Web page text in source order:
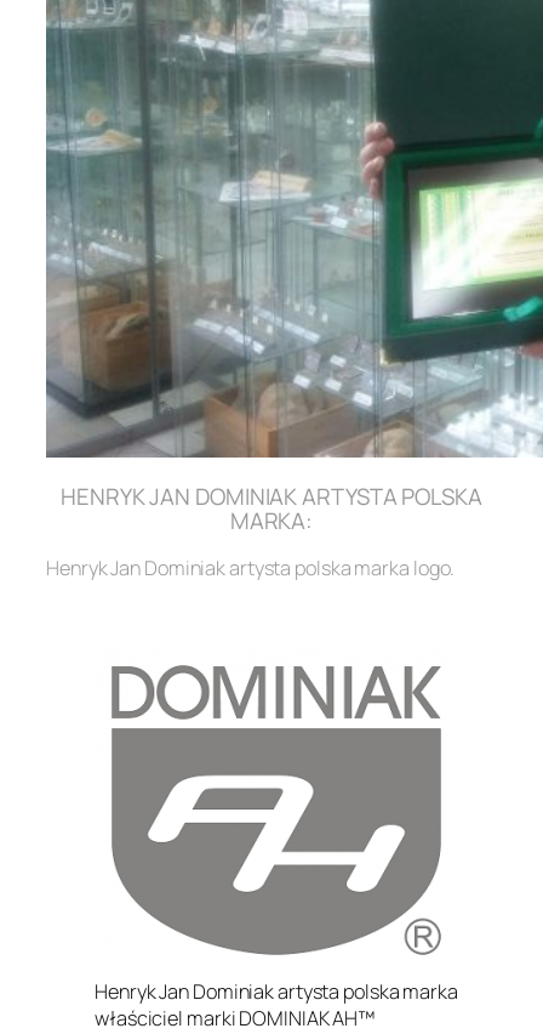
HENRYK JAN DOMINIAK ARTYSTA POLSKA
MARKA:
Henryk Jan Dominiak artysta polska marka logo.
Henryk Jan Dominiak artysta polska marka
właściciel marki DOMINIAK AH™